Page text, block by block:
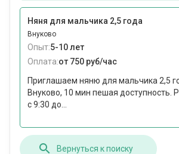
Няня для мальчика 2,5 года
Внуково
Опыт:5-10 лет
Оплата:от 750 руб/час
Приглашаем няню для мальчика 2,5
Внуково, 10 мин пешая доступность.
с 9:30 до...
Вернуться к поиску